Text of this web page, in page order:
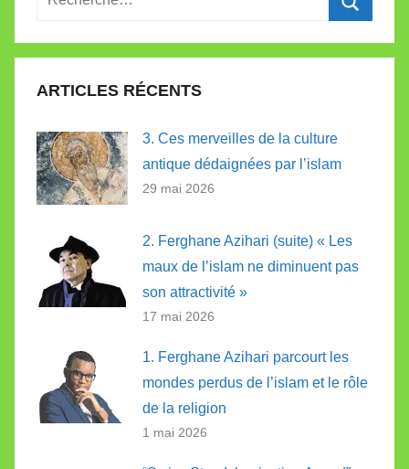
:
ARTICLES RÉCENTS
3. Ces merveilles de la culture
antique dédaignées par l’islam
29 mai 2026
2. Ferghane Azihari (suite) « Les
maux de l’islam ne diminuent pas
son attractivité »
17 mai 2026
1. Ferghane Azihari parcourt les
mondes perdus de l’islam et le rôle
de la religion
1 mai 2026